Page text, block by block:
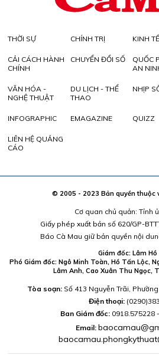
THỜI SỰ CHÍNH TRỊ KINH TẾ
CẢI CÁCH HÀNH
CHÍNH
CHUYỂN ĐỔI SỐ
QUỐC
AN
VĂN HÓA -
NGHỆ THUẬT
DU LỊCH - THỂ
THAO
NHỊP
INFOGRAPHIC EMAGAZINE QUIZZ
LIÊN HỆ QUẢNG
CÁO
© 2005 - 2023 Bản quyền thuộc
Cơ quan chủ quản: Tỉnh
Giấy phép xuất bản số 620/GP-
Báo Cà Mau giữ bản quyền nội
Giám đốc: Lâm Hồ
Phó Giám đốc: Ngô Minh Toàn, Hồ Tấn Lộc,
Lâm Anh, Cao Xuân Thu Ngọc,
Tòa soạn:Số 413 Nguyễn Trãi,
Điện thoại:
Ban Giám đốc: 0918.575228
Email: